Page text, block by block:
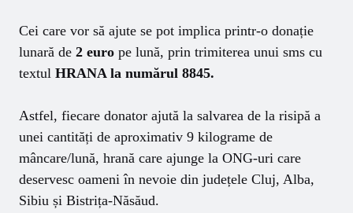
Cei care vor să ajute se pot implica printr-o donație
lunară de 2 euro pe lună, prin trimiterea unui sms cu
textul HRANA la numărul 8845.
Astfel, fiecare donator ajută la salvarea de la risipă a
unei cantități de aproximativ 9 kilograme de
mâncare/lună, hrană care ajunge la ONG-uri care
deservesc oameni în nevoie din județele Cluj, Alba,
Sibiu și Bistrița-Năsăud.